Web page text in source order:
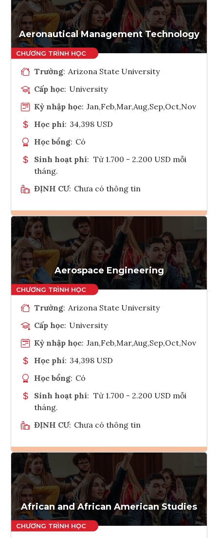
Tham vấn Interlink
Aeronautical Management Technology
Trường: Arizona State University
Cấp học: University
Kỳ nhập học: Jan,Feb,Mar,Aug,Sep,Oct,Nov
Học phí: 34,398 USD
Học bổng: Có
Sinh hoạt phí: Từ 1.700 - 2.200 USD mỗi
tháng.
ĐỊNH CƯ: Chưa có thông tin
Ghi danh
Tham vấn Interlink
Aerospace Engineering
Trường: Arizona State University
Cấp học: University
Kỳ nhập học: Jan,Feb,Mar,Aug,Sep,Oct,Nov
Học phí: 34,398 USD
Học bổng: Có
Sinh hoạt phí: Từ 1.700 - 2.200 USD mỗi
tháng.
ĐỊNH CƯ: Chưa có thông tin
Ghi danh
Tham vấn Interlink
African and African American Studies